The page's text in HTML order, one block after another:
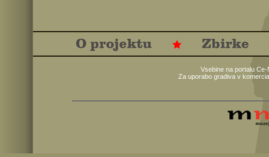
Vsebine na portalu
Za uporabo gradiva v